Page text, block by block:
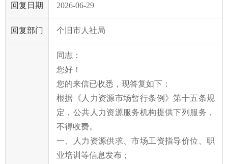
回复日期 2026-06-29
回复部门 个旧市人社局
同志：
您好！
您的来信已收悉，现答复如下：
根据《人力资源市场暂行条例》第十五条规
定，公共人力资源服务机构提供下列服务，
不得收费。
一、人力资源供求、市场工资指导价位、职
业培训等信息发布；